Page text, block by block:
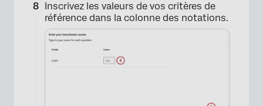
Inscrivez les valeurs de vos critères de
référence dans la colonne des notations.